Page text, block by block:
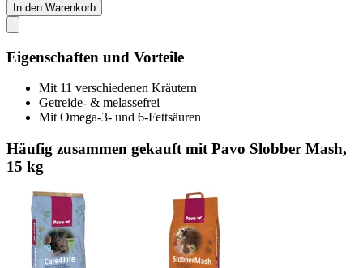
In den Warenkorb
Eigenschaften und Vorteile
Mit 11 verschiedenen Kräutern
Getreide- & melassefrei
Mit Omega-3- und 6-Fettsäuren
Häufig zusammen gekauft mit Pavo Slobber Mash,
15 kg